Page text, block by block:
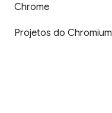
Chrome
Projetos do Chromium